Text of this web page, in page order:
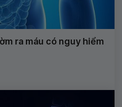
ra máu có nguy hiểm